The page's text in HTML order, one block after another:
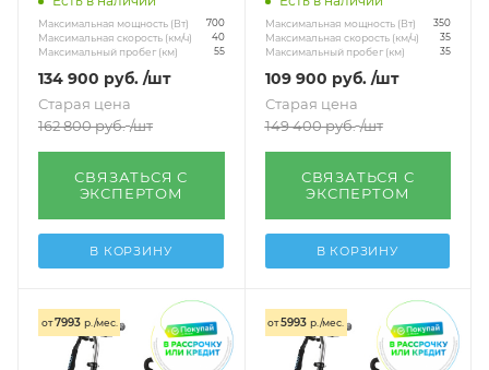
Максимальная мощность (Вт) 700
Максимальная скорость (км/ч) 40
Максимальный пробег (км) 55
134 900 руб. /шт
Старая цена
162 800руб. /шт
СВЯЗАТЬСЯ С
ЭКСПЕРТОМ
В КОРЗИНУ
Максимальная мощность (Вт) 350
Максимальная скорость (км/ч) 35
Максимальный пробег (км) 35
109 900 руб. /шт
Старая цена
149 400руб. /шт
СВЯЗАТЬСЯ С
ЭКСПЕРТОМ
В КОРЗИНУ
от7993 р./мес. от5993 р./мес.